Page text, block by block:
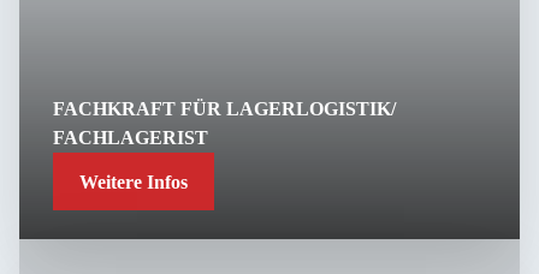
FACHKRAFT FÜR LAGERLOGISTIK/
FACHLAGERIST
Weitere Infos